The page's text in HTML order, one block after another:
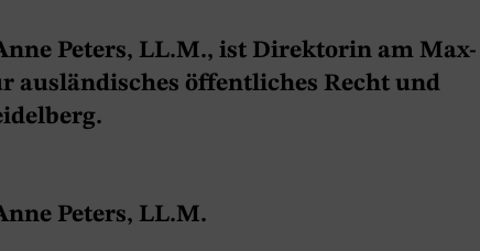
Peters, LL.M., ist Direktorin am Max-
ausländisches öffentliches Recht und
Peters, LL.M.